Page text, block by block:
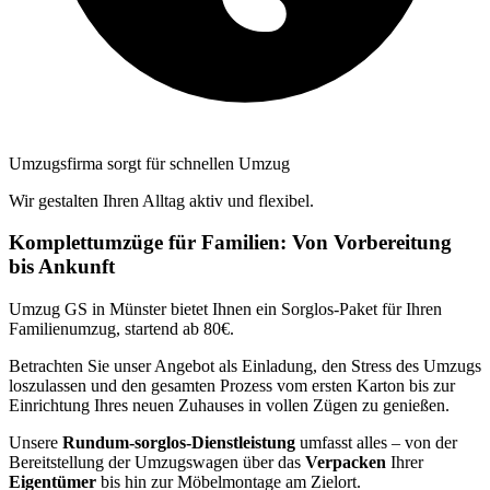
Umzugsfirma sorgt für schnellen Umzug
Wir gestalten Ihren Alltag aktiv und flexibel.
Komplettumzüge für Familien: Von Vorbereitung
bis Ankunft
Umzug GS in Münster bietet Ihnen ein Sorglos-Paket für Ihren
Familienumzug, startend ab 80€.
Betrachten Sie unser Angebot als Einladung, den Stress des Umzugs
loszulassen und den gesamten Prozess vom ersten Karton bis zur
Einrichtung Ihres neuen Zuhauses in vollen Zügen zu genießen.
Unsere Rundum-sorglos-Dienstleistung umfasst alles – von der
Bereitstellung der Umzugswagen über das Verpacken Ihrer
Eigentümer bis hin zur Möbelmontage am Zielort.